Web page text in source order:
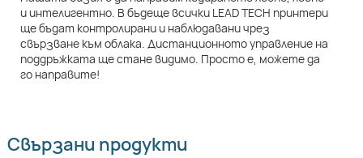
и интелигентно. В бъдеще всички LEAD TECH принтери
ще бъдат контролирани и наблюдавани чрез
свързване към облака. Дистанционното управление на
поддръжката ще стане видимо. Просто е, можете да
го направите!
Свързани продукти